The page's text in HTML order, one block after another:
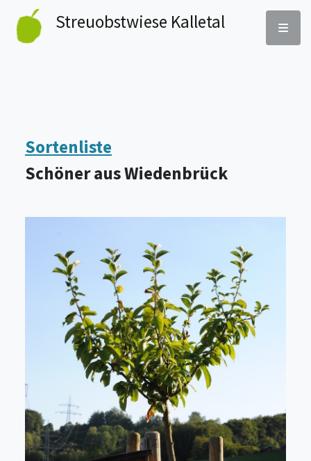
Streu­obst­wiese Kalletal
Sortenliste
Schöner aus Wiedenbrück